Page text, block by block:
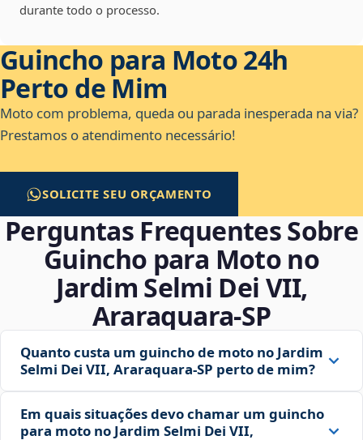
durante todo o processo.
Guincho para Moto 24h
Perto de Mim
Moto com problema, queda ou parada inesperada na via?
Prestamos o atendimento necessário!
SOLICITE SEU ORÇAMENTO
Perguntas Frequentes Sobre
Guincho para Moto no
Jardim Selmi Dei VII,
Araraquara‑SP
Quanto custa um guincho de moto no Jardim
Selmi Dei VII, Araraquara‑SP perto de mim?
Em quais situações devo chamar um guincho
para moto no Jardim Selmi Dei VII,